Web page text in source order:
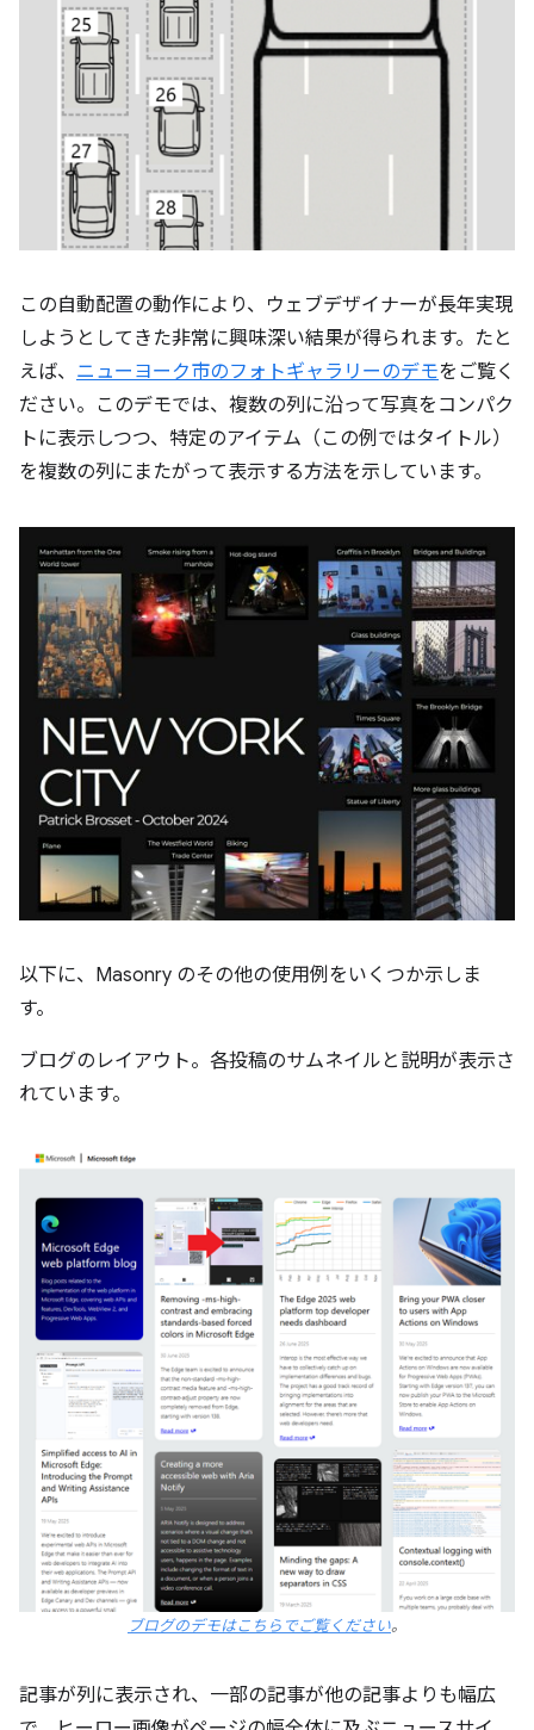
この自動配置の動作により、ウェブデザイナーが長年実現
しようとしてきた非常に興味深い結果が得られます。たと
えば、 ニューヨーク市のフォトギャラリーのデモをご覧く
ださい。このデモでは、複数の列に沿って写真をコンパク
トに表示しつつ、特定のアイテム（この例ではタイトル）
を複数の列にまたがって表示する方法を示しています。
以下に、Masonry のその他の使用例をいくつか示しま
す。
ブログのレイアウト。各投稿のサムネイルと説明が表示さ
れています。
ブログのデモはこちらでご覧ください。
記事が列に表示され、一部の記事が他の記事よりも幅広